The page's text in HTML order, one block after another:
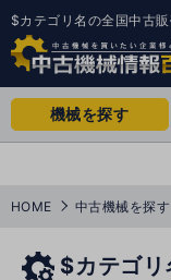
$カテゴリ名の全国中古
機械を探す
HOME 中古機械を探す
$カテゴリ